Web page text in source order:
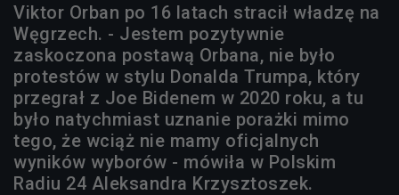
Viktor Orban po 16 latach stracił władzę na
Węgrzech. - Jestem pozytywnie
zaskoczona postawą Orbana, nie było
protestów w stylu Donalda Trumpa, który
przegrał z Joe Bidenem w 2020 roku, a tu
było natychmiast uznanie porażki mimo
tego, że wciąż nie mamy oficjalnych
wyników wyborów - mówiła w Polskim
Radiu 24 Aleksandra Krzysztoszek.